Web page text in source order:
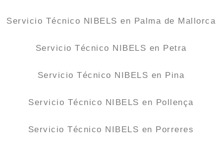
Servicio Técnico NIBELS en Palma de Mallorca
Servicio Técnico NIBELS en Petra
Servicio Técnico NIBELS en Pina
Servicio Técnico NIBELS en Pollença
Servicio Técnico NIBELS en Porreres